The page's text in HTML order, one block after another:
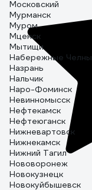
Московский
Мурманск
Муром
Мценск
Мытищи
Набережные Челны
Назрань
Нальчик
Наро-Фоминск
Невинномысск
Нефтекамск
Нефтеюганск
Нижневартовск
Нижнекамск
Нижний Тагил
Нововоронеж
Новокузнецк
Новокуйбышевск